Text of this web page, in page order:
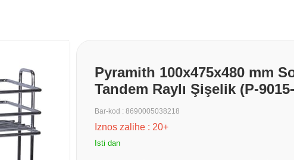
Pyramith 100x475x480 mm
Tandem Raylı Şişelik (P-
Bar-kod : 8690005038218
Iznos zalihe : 20+
Isti dan